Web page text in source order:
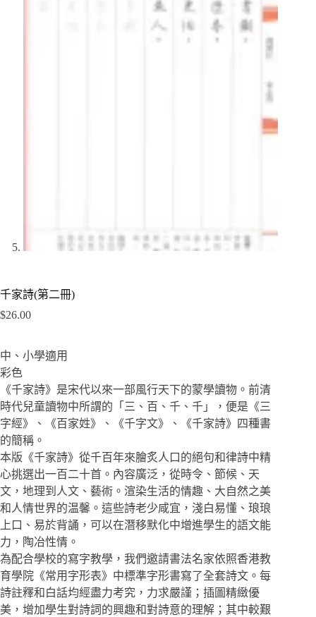
千家詩(第二冊)
$26.00
中、小學適用
彩色
《千家詩》是宋代以來一部風行天下的蒙學讀物。前清
時代兒童讀物中所謂的「三、百、千、千」，便是《三
字經》、《百家姓》、《千字文》、《千家詩》四種書
的簡稱。
本版《千家詩》從千百年來膾炙人口的絕句和律詩中精
心挑選出一百二十首。內容廣泛，從時令、節候、天
文，地理到人文、藝術。渲染生活的情趣、大自然之美
和人情世界的温馨。這些詩老少咸宜，淺白易懂、琅琅
上口、易於背誦，可以在潛移默化中增進學生的語文能
力，陶冶性情。
為配合學校的寫字教學，我們邀請書法名家依照香港教
育學院《常用字形表》中標準字形書寫了全套詩文。每
詩註釋和白話均經盡力考究，力求嚴謹；插圖精緻優
美，增加學生對詩詞的興趣和對詩意的理解；其中較艱